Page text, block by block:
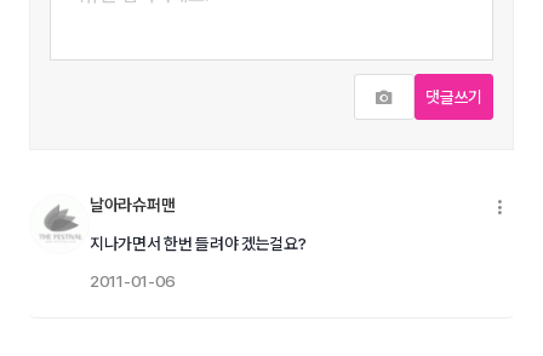
사진추가
댓글쓰기
날아라슈퍼맨
지나가면서 한번 들려야 겠는걸요?
2011-01-06